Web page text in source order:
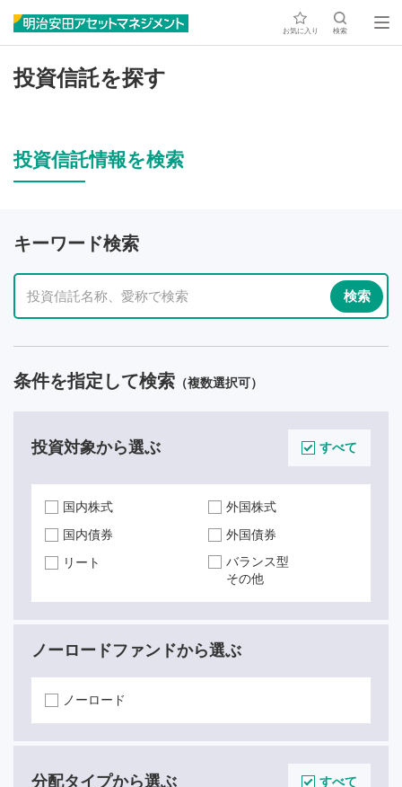
お気に入り 検索
投資信託を探す
投資信託情報を検索
キーワード検索
条件を指定して検索 （複数選択可）
投資対象から選ぶ すべて
国内株式
外国株式
国内債券
外国債券
リート
バランス型
その他
ノーロードファンドから選ぶ
ノーロード
分配タイプから選ぶ すべて